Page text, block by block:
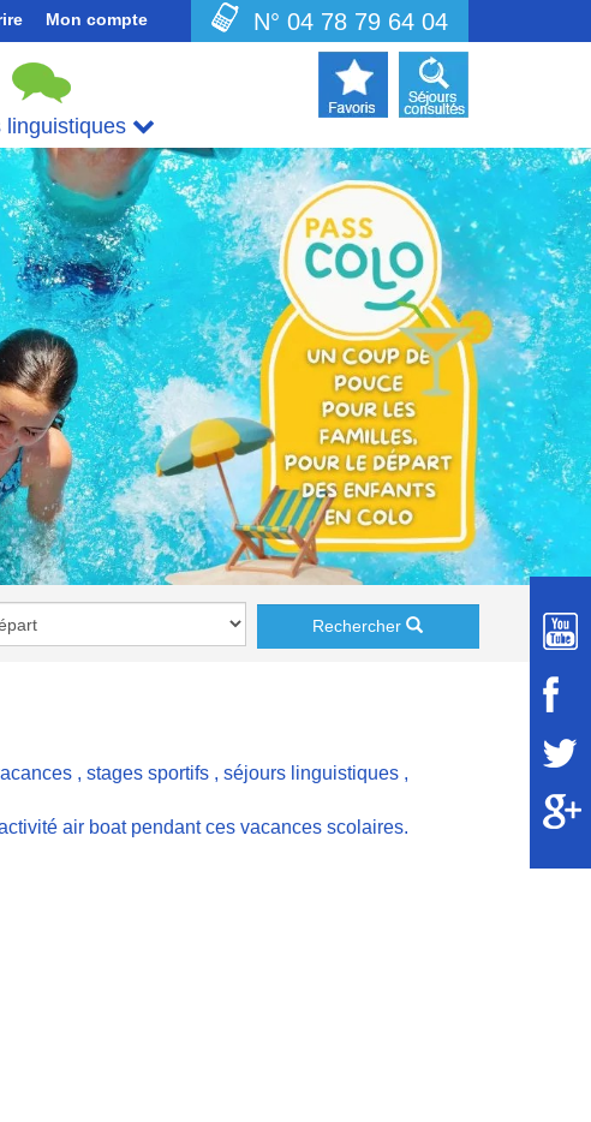
Mon compte N° 04 78 79 64 04
linguistiques
Rechercher
, stages sportifs , séjours linguistiques ,
air boat pendant ces vacances scolaires.